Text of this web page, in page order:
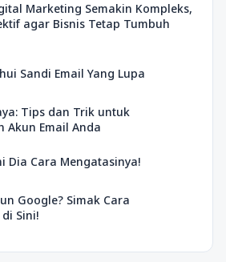
Marketing Semakin Kompleks,
agar Bisnis Tetap Tumbuh
Sandi Email Yang Lupa
Tips dan Trik untuk
Akun Email Anda
Dia Cara Mengatasinya!
Google? Simak Cara
Sini!